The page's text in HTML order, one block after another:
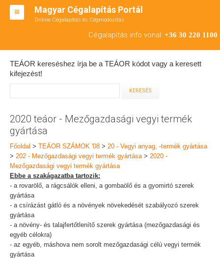
Magyar Cégalapítás Portál
Online Cégalapítás és Cégmódosítás
Cégalapítás info vonal: +36 30 220 1100
BT ALAPÍTÁS
RT ALAPÍTÁS
TEÁOR SZÁMOK '08
KAPCSOLAT
IRODÁK
TEÁOR kereséshez írja be a TEÁOR kódot vagy a keresett
kifejezést!
2020 teáor - Mezőgazdasági vegyi termék
gyártása
Főoldal > TEÁOR SZÁMOK '08 > 20 - Vegyi anyag, -termék gyártása
> 202 - Mezőgazdasági vegyi termék gyártása> 2020 -
Mezőgazdasági vegyi termék gyártása
Ebbe a szakágazatba tartozik:
- a rovarölő, a rágcsálók elleni, a gombaölő és a gyomirtó szerek
gyártása
- a csírázást gátló és a növények növekedését szabályozó szerek
gyártása
- a növény- és talajfertőtlenítő szerek gyártása (mezőgazdasági és
egyéb célokra)
- az egyéb, máshova nem sorolt mezőgazdasági célú vegyi termék
gyártása